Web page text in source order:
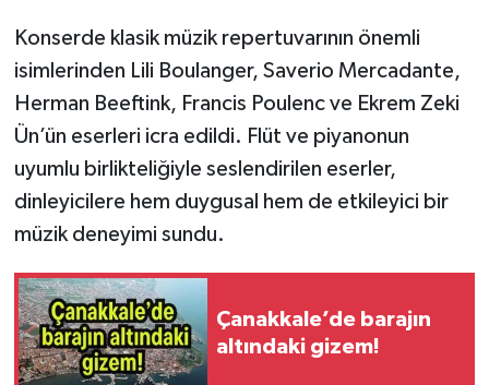
Konserde klasik müzik repertuvarının önemli
isimlerinden Lili Boulanger, Saverio Mercadante,
Herman Beeftink, Francis Poulenc ve Ekrem Zeki
Ün’ün eserleri icra edildi. Flüt ve piyanonun
uyumlu birlikteliğiyle seslendirilen eserler,
dinleyicilere hem duygusal hem de etkileyici bir
müzik deneyimi sundu.
Çanakkale’de barajın
altındaki gizem!